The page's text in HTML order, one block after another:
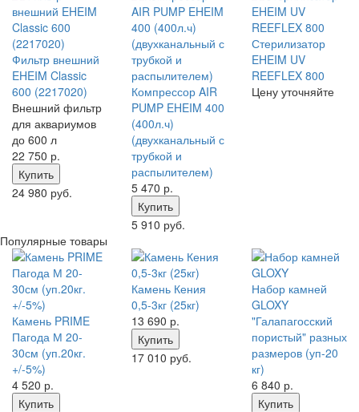
Фильтр внешний
EHEIM Classic
600 (2217020)
Внешний фильтр
для аквариумов
до 600 л
22 750 р.
Купить
24 980 руб.
Компрессор AIR
PUMP EHEIM 400
(400л.ч)
(двухканальный с
трубкой и
распылителем)
5 470 р.
Купить
5 910 руб.
Стерилизатор
EHEIM UV
REEFLEX 800
Цену уточняйте
Популярные товары
Камень PRIME
Пагода М 20-
30см (уп.20кг.
+/-5%)
4 520 р.
Купить
Камень Кения
0,5-3кг (25кг)
13 690 р.
Купить
17 010 руб.
Набор камней
GLOXY
"Галапагосский
пористый" разных
размеров (уп-20
кг)
6 840 р.
Купить